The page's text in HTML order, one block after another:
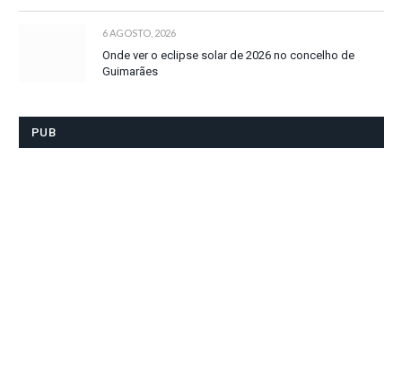
6 AGOSTO, 2026
Onde ver o eclipse solar de 2026 no concelho de
Guimarães
PUB